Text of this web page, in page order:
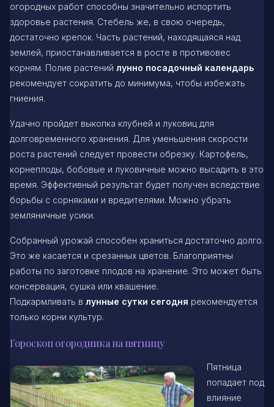
огородных работ способны значительно испортить
здоровье растения. Стебель же, в свою очередь,
достаточно крепок. Часть растений, находящаяся над
землей, приостанавливается в росте в противовес
корням. Полив растений лунно посадочный календарь
рекомендует сократить до минимума, чтобы избежать
гниения.
Удачно пройдет выкопка клубней и луковиц для
долговременного хранения. Для уменьшения скорости
роста растений следует провести обрезку. Картофель,
корнеплоды, бобовые и луковичные можно высадить в это
время. Эффективный результат будет получен вследствие
борьбы с сорняками и вредителями. Можно убрать
земляничные усики.
Собранный урожай способен храниться достаточно долго.
Это же касается и срезанных цветов. Благоприятны
работы по заготовке плодов на хранение. Это может быть
консервация, сушка или квашение.
Подкармливать в лунные сутки сегодня рекомендуется
только корни культур.
Гороскоп огородника на пятницу
Пятница
попадает под
влияние